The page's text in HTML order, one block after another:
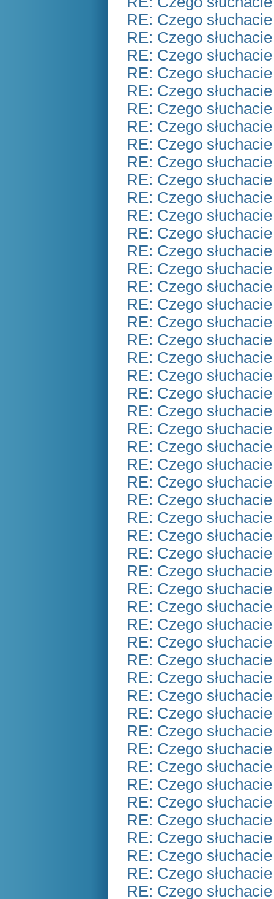
RE: Czego
RE: Czego
RE: Czego
RE: Czego
RE: Czego
RE: Czego
RE: Czego
RE: Czego
RE: Czego
RE: Czego
RE: Czego
RE: Czego
RE: Czego
RE: Czego
RE: Czego
RE: Czego
RE: Czego
RE: Czego
RE: Czego
RE: Czego
RE: Czego
RE: Czego
RE: Czego
RE: Czego
RE: Czego
RE: Czego
RE: Czego
RE: Czego
RE: Czego
RE: Czego
RE: Czego
RE: Czego
RE: Czego
RE: Czego
RE: Czego
RE: Czego
RE: Czego
RE: Czego
RE: Czego
RE: Czego
RE: Czego
RE: Czego
RE: Czego
RE: Czego
RE: Czego
RE: Czego
RE: Czego
RE: Czego
RE: Czego
RE: Czego